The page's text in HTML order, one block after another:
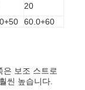
20
60.0+60
은 보조 스트로
씬 높습니다.